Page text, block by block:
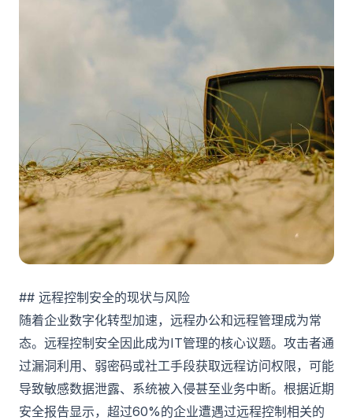
## 远程控制安全的现状与风险
随着企业数字化转型加速，远程办公和远程管理成为常
态。远程控制安全因此成为IT管理的核心议题。攻击者通
过漏洞利用、弱密码或社工手段获取远程访问权限，可能
导致敏感数据泄露、系统被入侵甚至业务中断。根据近期
安全报告显示，超过60%的企业遭遇过远程控制相关的